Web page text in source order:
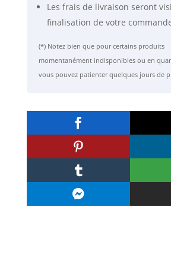
Les frais de livraison seront
finalisation de votre
(*) Notez bien que pour certains produits
momentanément indisponibles ou en
vous pouvez patienter quelques jours de



